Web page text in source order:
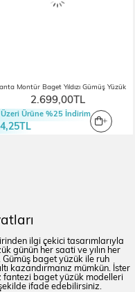
Montür Baget Yıldızı Gümüş Yüzük
2.699,00TL
Ürüne %25 İndirim
ilgi çekici tasarımlarıyla
günün her saati ve yılın her
baget yüzük ile ruh
kazandırmanız mümkün. İster
fantezi baget yüzük modelleri
ifade edebilirsiniz.